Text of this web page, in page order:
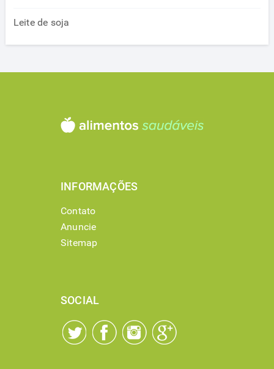
Leite de soja
INFORMAÇÕES
Contato
Anuncie
Sitemap
SOCIAL